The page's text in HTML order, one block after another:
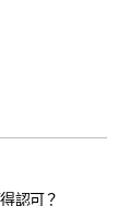
認可？